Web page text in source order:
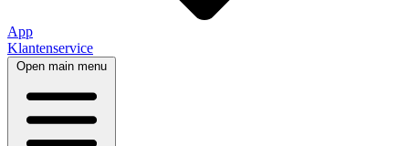
App
Klantenservice
Open main menu